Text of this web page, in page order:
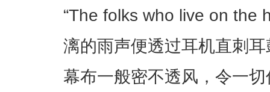
“The folks who live on the
漓的雨声便透过耳机直刺
幕布一般密不透风，令一